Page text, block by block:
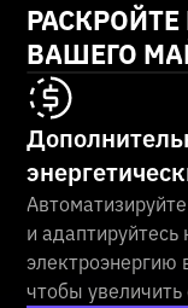
ВАШЕГО
и
электроэнергию
чтобы